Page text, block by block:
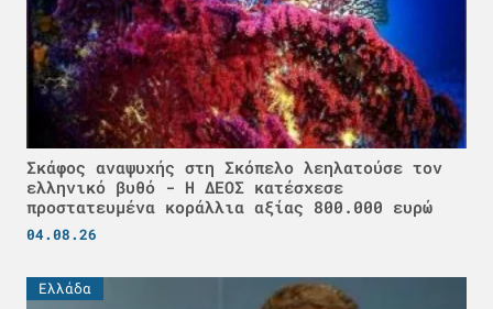
Σκάφος αναψυχής στη Σκόπελο λεηλατούσε τον
ελληνικό βυθό - H ΔΕΟΣ κατέσχεσε
προστατευμένα κοράλλια αξίας 800.000 ευρώ
04.08.26
Ελλάδα